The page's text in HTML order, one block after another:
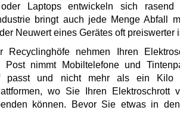
Laptops entwickeln sich
bringt auch jede Menge Abfall
Neuwert eines Gerätes oft preiswerter
Recyclinghöfe nehmen Ihren
Post nimmt Mobiltelefone und
passt und nicht mehr als ein Kilo
wo Sie Ihren Elektroschrott
können. Bevor Sie etwas in